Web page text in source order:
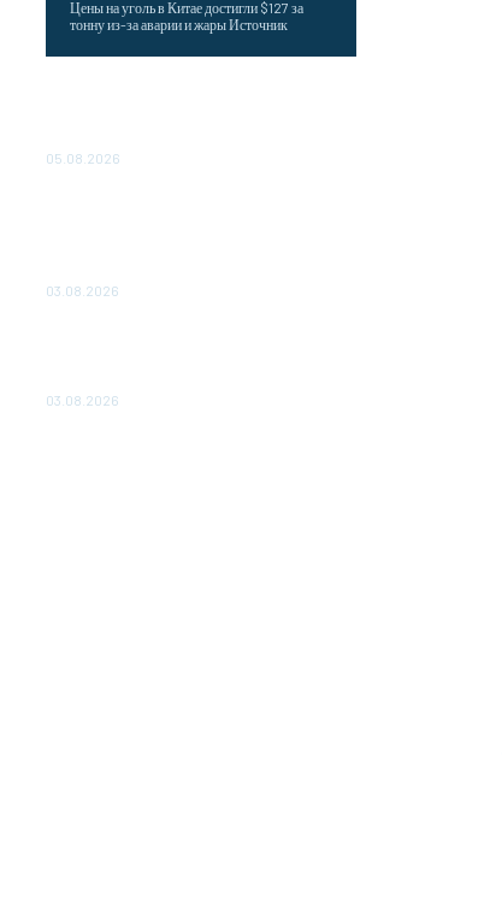
Цены на уголь в Китае достигли $127 за
тонну из-за аварии и жары Источник
05.08.2026
03.08.2026
03.08.2026